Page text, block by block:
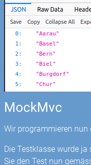
MockMvc
Wir programmieren nun
Die Testklasse wurde
Sie den Test nun